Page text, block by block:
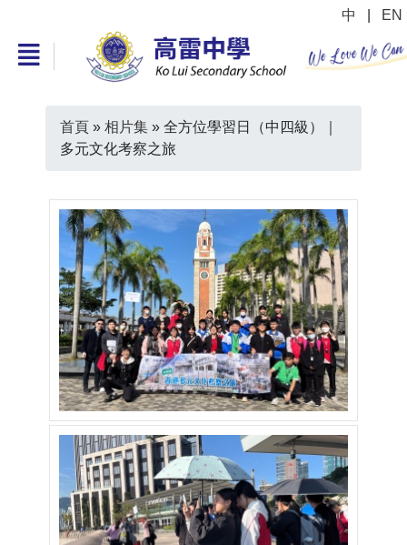
中 EN
首頁 » 相片集 » 全方位學習日（中四級）｜
多元文化考察之旅